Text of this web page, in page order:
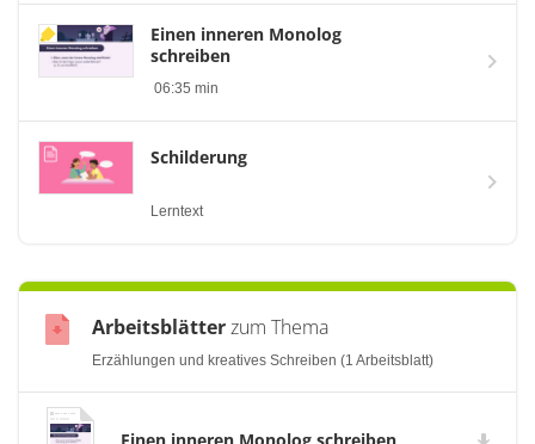
Einen inneren Monolog
schreiben
06:35 min
Schilderung
Lerntext
Arbeitsblätterzum Thema
Erzählungen und kreatives Schreiben (1 Arbeitsblatt)